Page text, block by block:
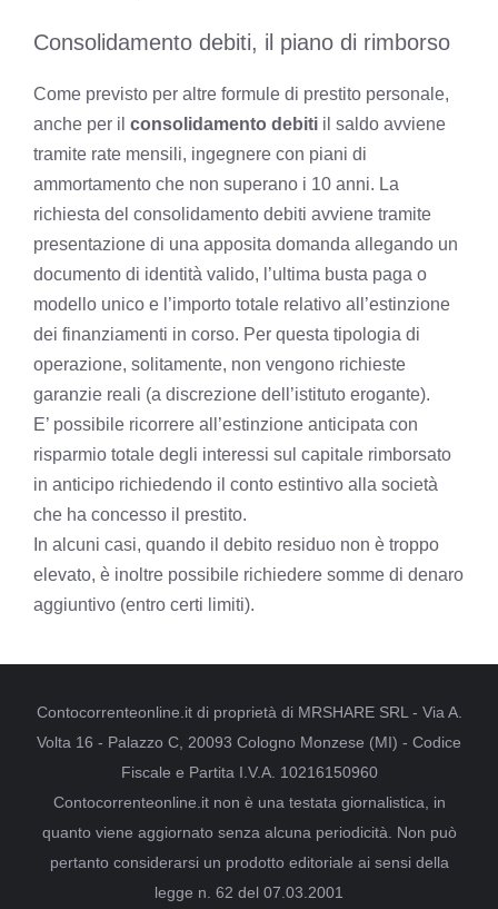
Consolidamento debiti, il piano di rimborso
Come previsto per altre formule di prestito personale,
anche per il consolidamento debiti il saldo avviene
tramite rate mensili, ingegnere con piani di
ammortamento che non superano i 10 anni. La
richiesta del consolidamento debiti avviene tramite
presentazione di una apposita domanda allegando un
documento di identità valido, l’ultima busta paga o
modello unico e l’importo totale relativo all’estinzione
dei finanziamenti in corso. Per questa tipologia di
operazione, solitamente, non vengono richieste
garanzie reali (a discrezione dell’istituto erogante).
E’ possibile ricorrere all’estinzione anticipata con
risparmio totale degli interessi sul capitale rimborsato
in anticipo richiedendo il conto estintivo alla società
che ha concesso il prestito.
In alcuni casi, quando il debito residuo non è troppo
elevato, è inoltre possibile richiedere somme di denaro
aggiuntivo (entro certi limiti).
Contocorrenteonline.it di proprietà di MRSHARE SRL - Via A.
Volta 16 - Palazzo C, 20093 Cologno Monzese (MI) - Codice
Fiscale e Partita I.V.A. 10216150960
Contocorrenteonline.it non è una testata giornalistica, in
quanto viene aggiornato senza alcuna periodicità. Non può
pertanto considerarsi un prodotto editoriale ai sensi della
legge n. 62 del 07.03.2001